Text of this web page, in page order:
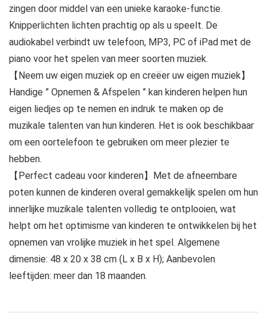
zingen door middel van een unieke karaoke-functie.
Knipperlichten lichten prachtig op als u speelt. De
audiokabel verbindt uw telefoon, MP3, PC of iPad met de
piano voor het spelen van meer soorten muziek.
【Neem uw eigen muziek op en creëer uw eigen muziek】
Handige ” Opnemen & Afspelen ” kan kinderen helpen hun
eigen liedjes op te nemen en indruk te maken op de
muzikale talenten van hun kinderen. Het is ook beschikbaar
om een oortelefoon te gebruiken om meer plezier te
hebben.
【Perfect cadeau voor kinderen】Met de afneembare
poten kunnen de kinderen overal gemakkelijk spelen om hun
innerlijke muzikale talenten volledig te ontplooien, wat
helpt om het optimisme van kinderen te ontwikkelen bij het
opnemen van vrolijke muziek in het spel. Algemene
dimensie: 48 x 20 x 38 cm (L x B x H); Aanbevolen
leeftijden: meer dan 18 maanden.